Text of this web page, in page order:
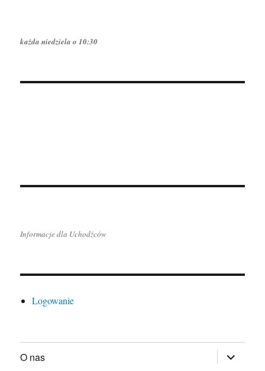
każda niedziela o 10:30
Informacje dla Uchodźców
Logowanie
O nas rozwiń
menu